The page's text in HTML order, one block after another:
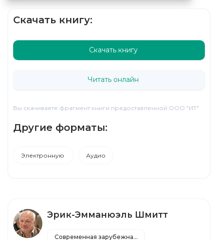
Скачать книгу:
Скачать книгу
Читать онлайн
Вы скачиваете фрагмент книги предоставленной ООО "ИТ"
Другие форматы:
Электронную Аудио
Эрик-Эмманюэль Шмитт
Современная зарубежная литература